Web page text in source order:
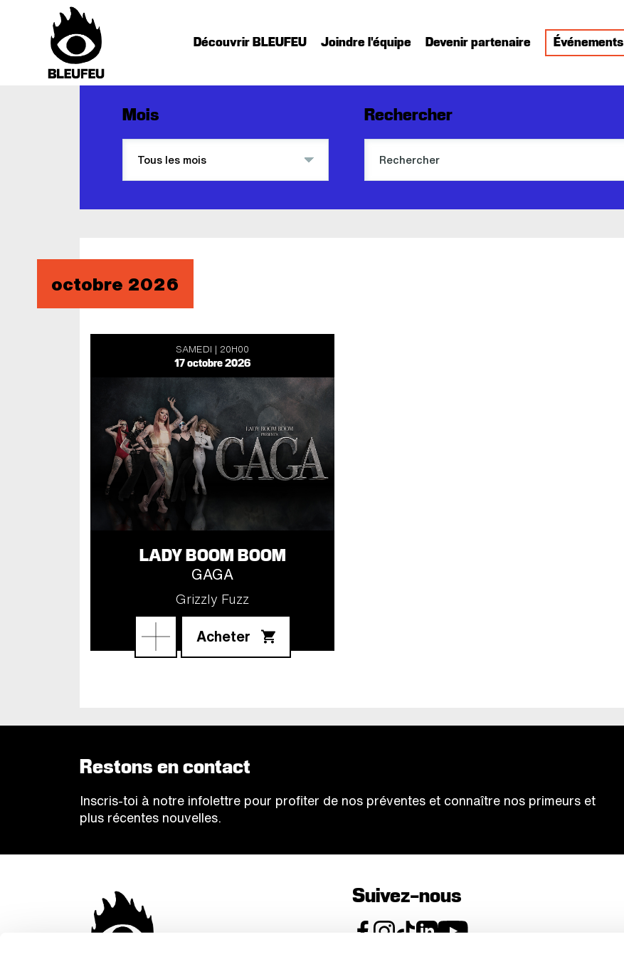
Découvrir BLEUFEU Joindre l'équipe Devenir partenaire Événements
Mois Rechercher
octobre 2026
SAMEDI 20H00
17 octobre 2026
LADY BOOM BOOM
GAGA
Grizzly Fuzz
Acheter
Restons en contact
Inscris-toi à notre infolettre pour profiter de nos préventes et connaître nos primeurs et
plus récentes nouvelles.
Suivez-nous